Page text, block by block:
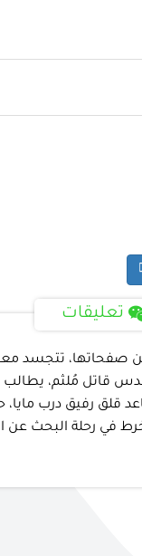
تعليقات
صفحاتها، تتجسد
قاتل مُلثم، يطالب
قلق رفيق درب
في رحلة البحث عن